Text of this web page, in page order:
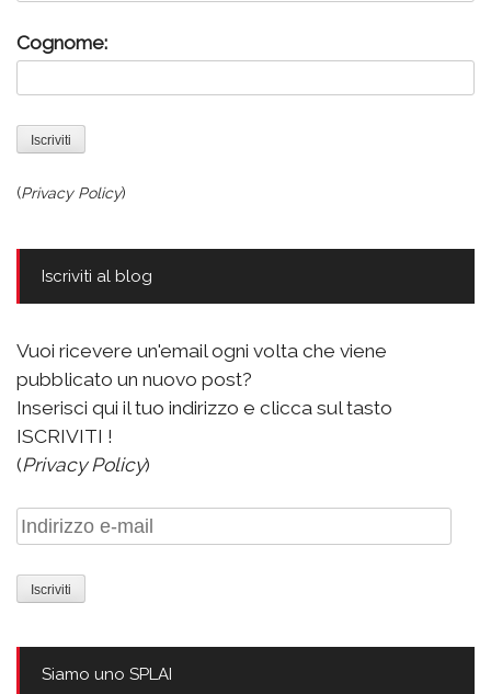
Cognome:
(Privacy Policy)
Iscriviti al blog
Vuoi ricevere un'email ogni volta che viene
pubblicato un nuovo post?
Inserisci qui il tuo indirizzo e clicca sul tasto
ISCRIVITI !
(Privacy Policy)
Indirizzo
e-
mail
Siamo uno SPLAI